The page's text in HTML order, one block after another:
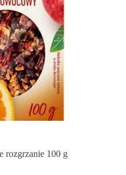
rozgrzanie 100 g